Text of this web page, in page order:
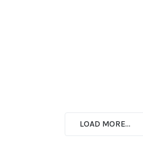
LOAD MORE...